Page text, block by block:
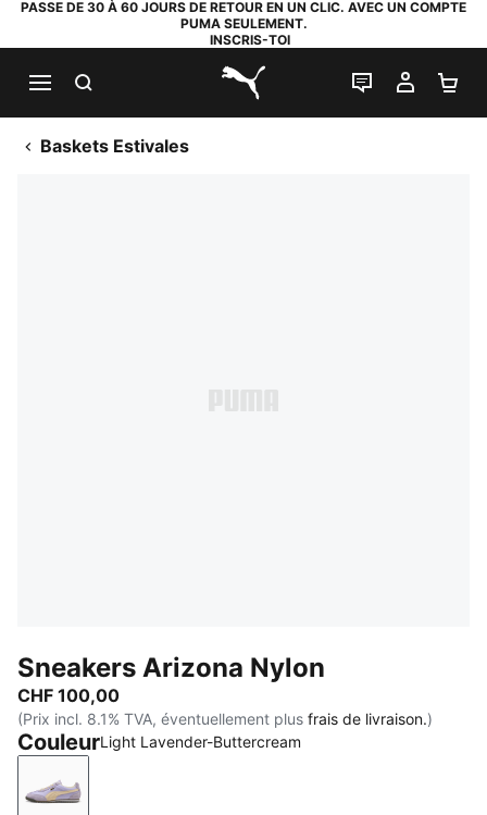
PASSE DE 30 À 60 JOURS DE RETOUR EN UN CLIC. AVEC UN COMPTE
PUMA SEULEMENT.
INSCRIS-TOI
PUMA.com
LIVE CHAT
MON
Baskets Estivales
Sneakers Arizona Nylon
CHF 100,00
(Prix incl. 8.1% TVA, éventuellement plus frais de livraison.)
CouleurLight Lavender-Buttercream
Light Lavender-Buttercream